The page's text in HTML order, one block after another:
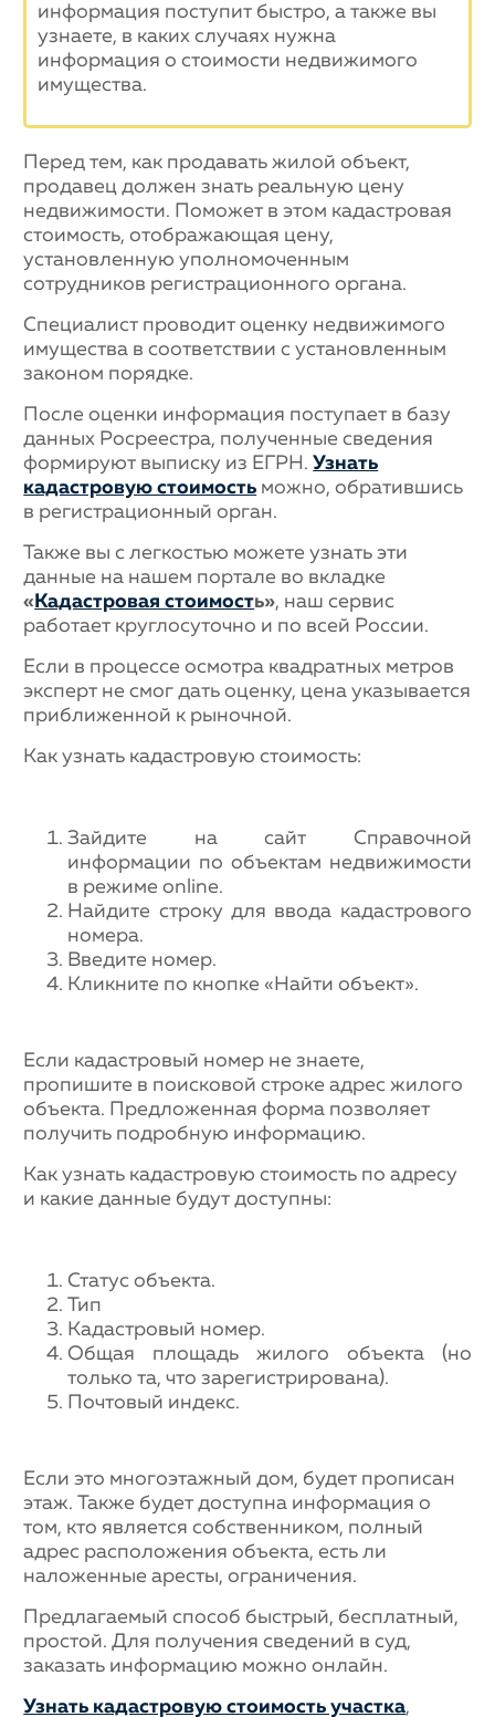
информация поступит быстро, а также вы
узнаете, в каких случаях нужна
информация о стоимости недвижимого
имущества.
Перед тем, как продавать жилой объект,
продавец должен знать реальную цену
недвижимости. Поможет в этом кадастровая
стоимость, отображающая цену,
установленную уполномоченным
сотрудников регистрационного органа.
Специалист проводит оценку недвижимого
имущества в соответствии с установленным
законом порядке.
После оценки информация поступает в базу
данных Росреестра, полученные сведения
формируют выписку из ЕГРН.Узнать
кадастровую стоимость можно, обратившись
в регистрационный орган.
Также вы с легкостью можете узнать эти
данные на нашем портале во вкладке
« Кадастровая стоимость», наш сервис
работает круглосуточно и по всей России.
Если в процессе осмотра квадратных метров
эксперт не смог дать оценку, цена указывается
приближенной к рыночной.
Как узнать кадастровую стоимость:
Зайдите на сайт Справочной
информации по объектам недвижимости
в режиме online.
Найдите строку для ввода кадастрового
номера.
Введите номер.
Кликните по кнопке «Найти объект».
Если кадастровый номер не знаете,
пропишите в поисковой строке адрес жилого
объекта. Предложенная форма позволяет
получить подробную информацию.
Как узнать кадастровую стоимость по адресу
и какие данные будут доступны:
Статус объекта.
Тип
Кадастровый номер.
Общая площадь жилого объекта (но
только та, что зарегистрирована).
Почтовый индекс.
Если это многоэтажный дом, будет прописан
этаж. Также будет доступна информация о
том, кто является собственником, полный
адрес расположения объекта, есть ли
наложенные аресты, ограничения.
Предлагаемый способ быстрый, бесплатный,
простой. Для получения сведений в суд,
заказать информацию можно онлайн.
Узнать кадастровую стоимость участка,